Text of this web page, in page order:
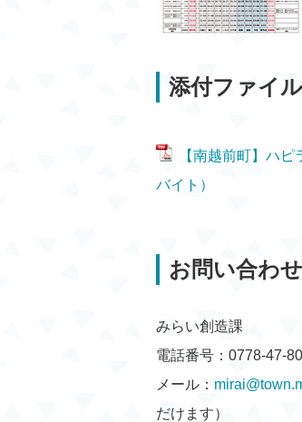
添付ファイ
【南越前町】ハ
バイト）
お問い合わ
みらい創造課
電話番号：0778-47-
メール：
だけます）